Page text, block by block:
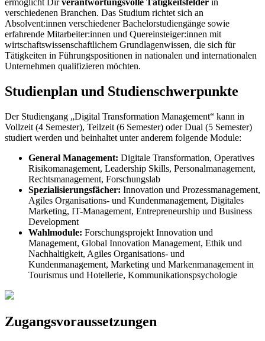
ermöglicht Dirverantwortungsvolle Tätigkeitsfelder in
verschiedenen Branchen. Das Studium richtet sich an
Absolvent:innen verschiedener Bachelorstudiengänge sowie
erfahrende Mitarbeiter:innen und Quereinsteiger:innen mit
wirtschaftswissenschaftlichem Grundlagenwissen, die sich für
Tätigkeiten in Führungspositionen in nationalen und internationalen
Unternehmen qualifizieren möchten.
Studienplan und Studienschwerpunkte
Der Studiengang „Digital Transformation Management“ kann in
Vollzeit (4 Semester), Teilzeit (6 Semester) oder Dual (5 Semester)
studiert werden und beinhaltet unter anderem folgende Module:
General Management: Digitale Transformation, Operatives
Risikomanagement, Leadership Skills, Personalmanagement,
Rechtsmanagement, Forschungslab
Spezialisierungsfächer: Innovation und Prozessmanagement,
Agiles Organisations- und Kundenmanagement, Digitales
Marketing, IT-Management, Entrepreneurship und Business
Development
Wahlmodule: Forschungsprojekt Innovation und
Management, Global Innovation Management, Ethik und
Nachhaltigkeit, Agiles Organisations- und
Kundenmanagement, Marketing und Markenmanagement in
Tourismus und Hotellerie, Kommunikationspsychologie
Zugangsvoraussetzungen